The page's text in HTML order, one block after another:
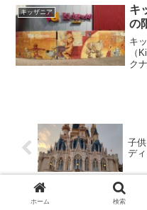
ア
考
キッザニア
キ
の
キ
（
ク
子
デ
キッザニア東京 キッザニア体
ホーム 検索